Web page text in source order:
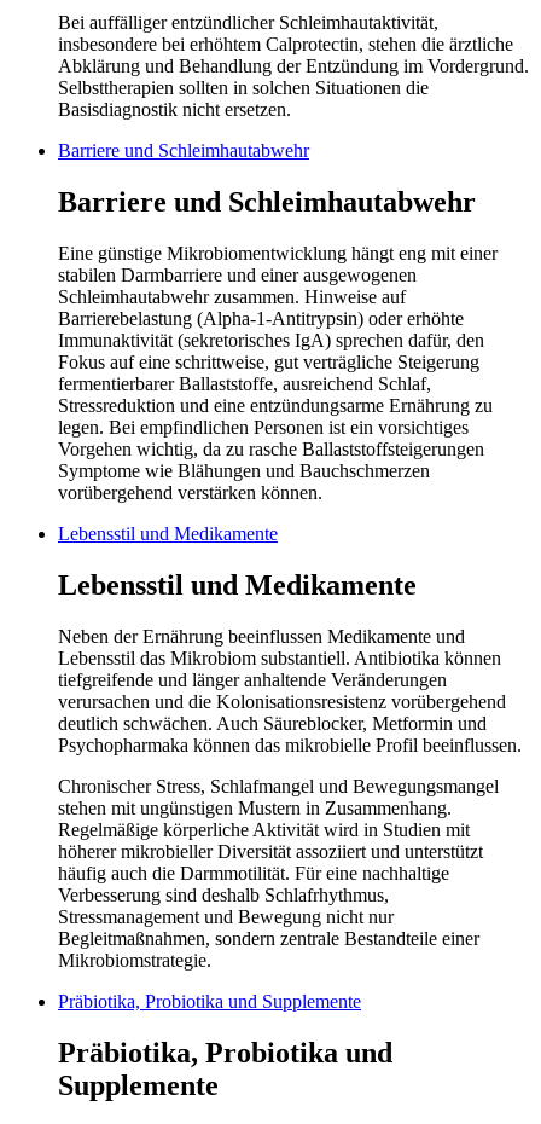
Bei auffälliger entzündlicher Schleimhautaktivität,
insbesondere bei erhöhtem Calprotectin, stehen die ärztliche
Abklärung und Behandlung der Entzündung im Vordergrund.
Selbsttherapien sollten in solchen Situationen die
Basisdiagnostik nicht ersetzen.
Barriere und Schleimhautabwehr
Barriere und Schleimhautabwehr
Eine günstige Mikrobiomentwicklung hängt eng mit einer
stabilen Darmbarriere und einer ausgewogenen
Schleimhautabwehr zusammen. Hinweise auf
Barrierebelastung (Alpha-1-Antitrypsin) oder erhöhte
Immunaktivität (sekretorisches IgA) sprechen dafür, den
Fokus auf eine schrittweise, gut verträgliche Steigerung
fermentierbarer Ballaststoffe, ausreichend Schlaf,
Stressreduktion und eine entzündungsarme Ernährung zu
legen. Bei empfindlichen Personen ist ein vorsichtiges
Vorgehen wichtig, da zu rasche Ballaststoffsteigerungen
Symptome wie Blähungen und Bauchschmerzen
vorübergehend verstärken können.
Lebensstil und Medikamente
Lebensstil und Medikamente
Neben der Ernährung beeinflussen Medikamente und
Lebensstil das Mikrobiom substantiell. Antibiotika können
tiefgreifende und länger anhaltende Veränderungen
verursachen und die Kolonisationsresistenz vorübergehend
deutlich schwächen. Auch Säureblocker, Metformin und
Psychopharmaka können das mikrobielle Profil beeinflussen.
Chronischer Stress, Schlafmangel und Bewegungsmangel
stehen mit ungünstigen Mustern in Zusammenhang.
Regelmäßige körperliche Aktivität wird in Studien mit
höherer mikrobieller Diversität assoziiert und unterstützt
häufig auch die Darmmotilität. Für eine nachhaltige
Verbesserung sind deshalb Schlafrhythmus,
Stressmanagement und Bewegung nicht nur
Begleitmaßnahmen, sondern zentrale Bestandteile einer
Mikrobiomstrategie.
Präbiotika, Probiotika und Supplemente
Präbiotika, Probiotika und
Supplemente